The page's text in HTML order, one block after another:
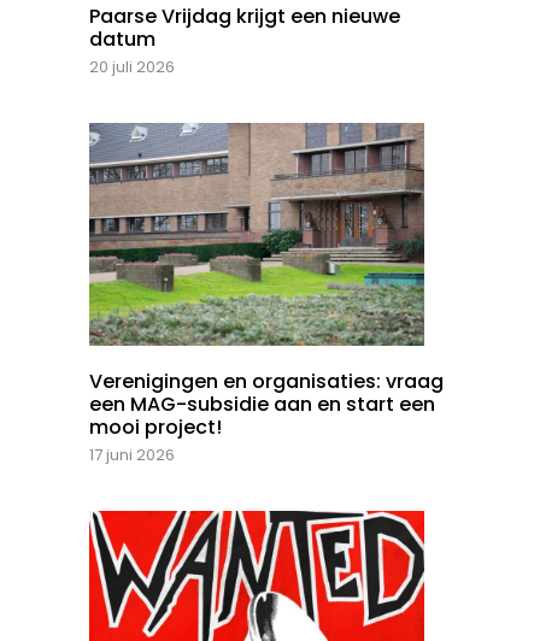
Paarse Vrijdag krijgt een nieuwe
datum
20 juli 2026
Verenigingen en organisaties: vraag
een MAG-subsidie aan en start een
mooi project!
17 juni 2026